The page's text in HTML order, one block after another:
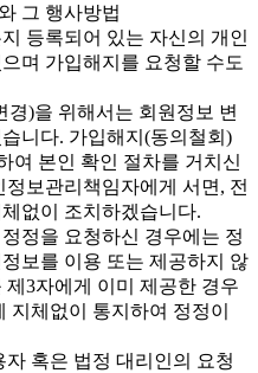
그 행사방법
등록되어 있는 자신의 개인
며 가입해지를 요청할 수도
)을 위해서는 회원정보 변
니다. 가입해지(동의철회)
여 본인 확인 절차를 거치신
보관리책임자에게 서면, 전
없이 조치하겠습니다.
정을 요청하신 경우에는 정
보를 이용 또는 제공하지 않
3자에게 이미 제공한 경우
지체없이 통지하여 정정이
자 혹은 법정 대리인의 요청